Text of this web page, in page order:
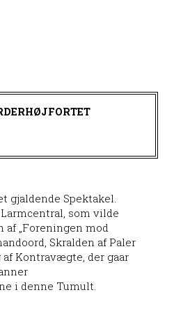
gjaldende Spektakel.
som vilde
„Foreningen mod
Skralden af Paler
af Kontravægte, der gaar
i denne Tumult.